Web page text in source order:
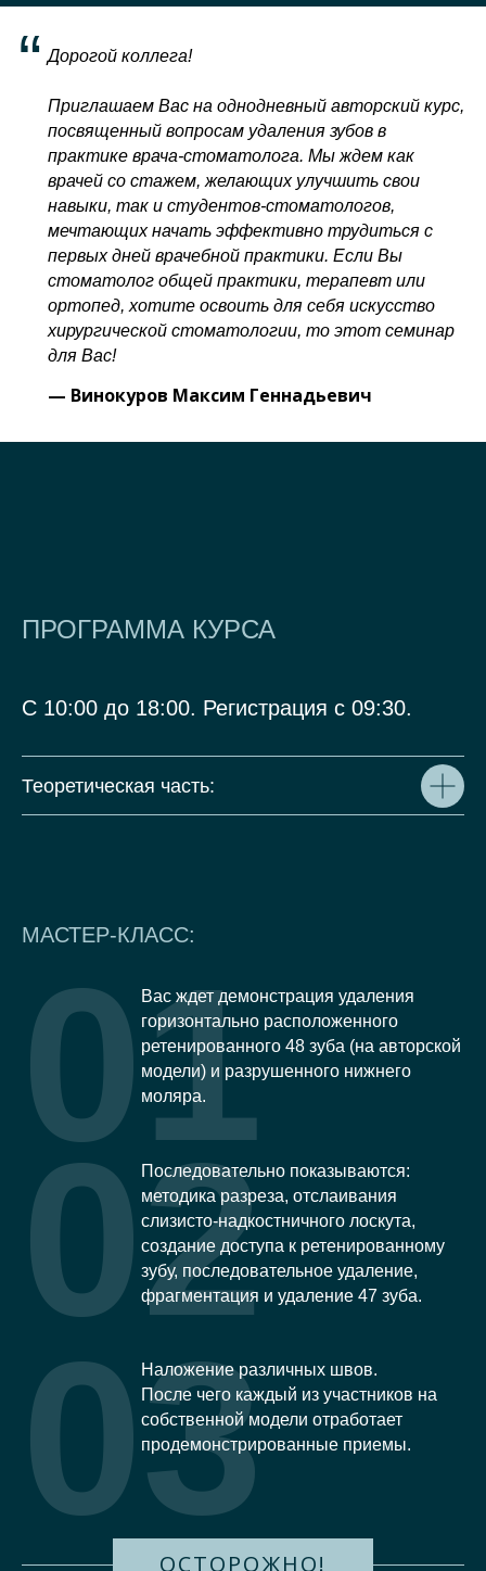
“ Дорогой коллега!
Приглашаем Вас на однодневный авторский курс,
посвященный вопросам удаления зубов в
практике врача-стоматолога. Мы ждем как
врачей со стажем, желающих улучшить свои
навыки, так и студентов-стоматологов,
мечтающих начать эффективно трудиться с
первых дней врачебной практики. Если Вы
стоматолог общей практики, терапевт или
ортопед, хотите освоить для себя искусство
хирургической стоматологии, то этот семинар
для Вас!
— Винокуров Максим Геннадьевич
ПРОГРАММА КУРСА
С 10:00 до 18:00. Регистрация с 09:30.
Теоретическая часть:
МАСТЕР-КЛАСС:
Вас ждет демонстрация удаления
горизонтально расположенного
ретенированного 48 зуба (на авторской
модели) и разрушенного нижнего
моляра.
01
Последовательно показываются:
методика разреза, отслаивания
слизисто-надкостничного лоскута,
создание доступа к ретенированному
зубу, последовательное удаление,
фрагментация и удаление 47 зуба.
02
Наложение различных швов.
После чего каждый из участников на
собственной модели отработает
продемонстрированные приемы.
03
ОСТОРОЖНО!